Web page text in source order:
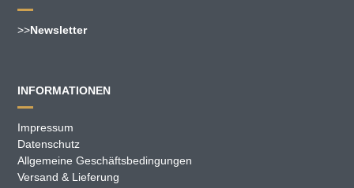
>>Newsletter
INFORMATIONEN
Impressum
Datenschutz
Allgemeine Geschäftsbedingungen
Versand & Lieferung